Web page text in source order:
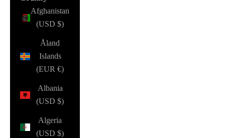
Afghanistan
(USD $)
Åland
Islands
(EUR €)
Albania
(USD $)
Algeria
(USD $)